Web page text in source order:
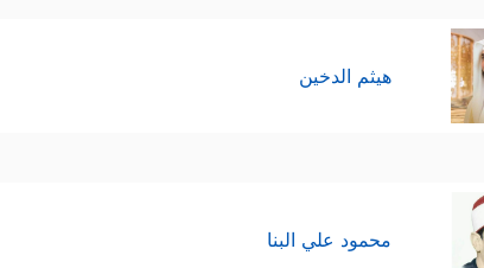
هيثم الدخين
محمود علي البنا